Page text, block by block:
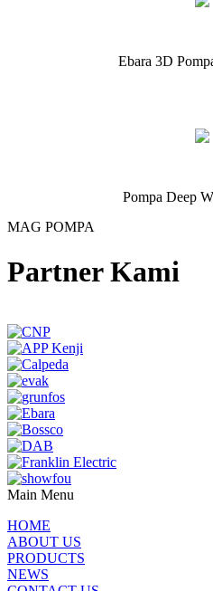
Ebara 3D
Pompa Deep
MAG POMPA
Partner Kami
Main Menu
HOME
ABOUT US
PRODUCTS
NEWS